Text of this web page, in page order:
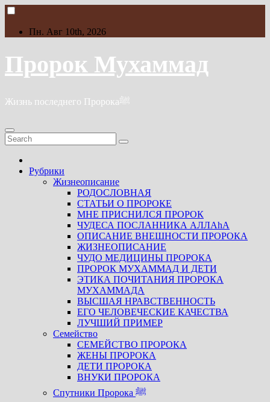
Skip
contentПн. Авг 10th, 2026
Пророк Мухаммад
Жизнь последнего Пророкаﷺ
Рубрики
Жизнеописание
РОДОСЛОВНАЯ
СТАТЬИ О ПРОРОКЕ
МНЕ ПРИСНИЛСЯ ПРОРОК
ЧУДЕСА ПОСЛАННИКА АЛЛАhА
ОПИСАНИЕ ВНЕШНОСТИ ПРОРОКА
ЖИЗНЕОПИСАНИЕ
ЧУДО МЕДИЦИНЫ ПРОРОКА
ПРОРОК МУХАММАД И ДЕТИ
ЭТИКА ПОЧИТАНИЯ ПРОРОКА
МУХАММАДА
ВЫСШАЯ НРАВСТВЕННОСТЬ
ЕГО ЧЕЛОВЕЧЕСКИЕ КАЧЕСТВА
ЛУЧШИЙ ПРИМЕР
Семейство
СЕМЕЙСТВО ПРОРОКА
ЖЕНЫ ПРОРОКА
ДЕТИ ПРОРОКА
ВНУКИ ПРОРОКА
Спутники Пророка ﷺ